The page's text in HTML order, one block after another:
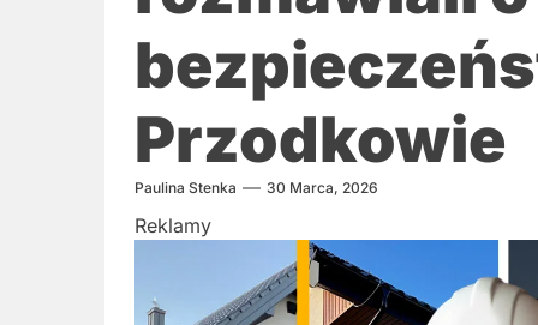
Przodkowie
Paulina Stenka 30 Marca, 2026
Reklamy